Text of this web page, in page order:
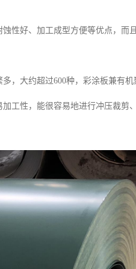
性好、加工成型方便等优点，而
，大约超过600种，彩涂板兼有
工性，能很容易地进行冲压裁剪